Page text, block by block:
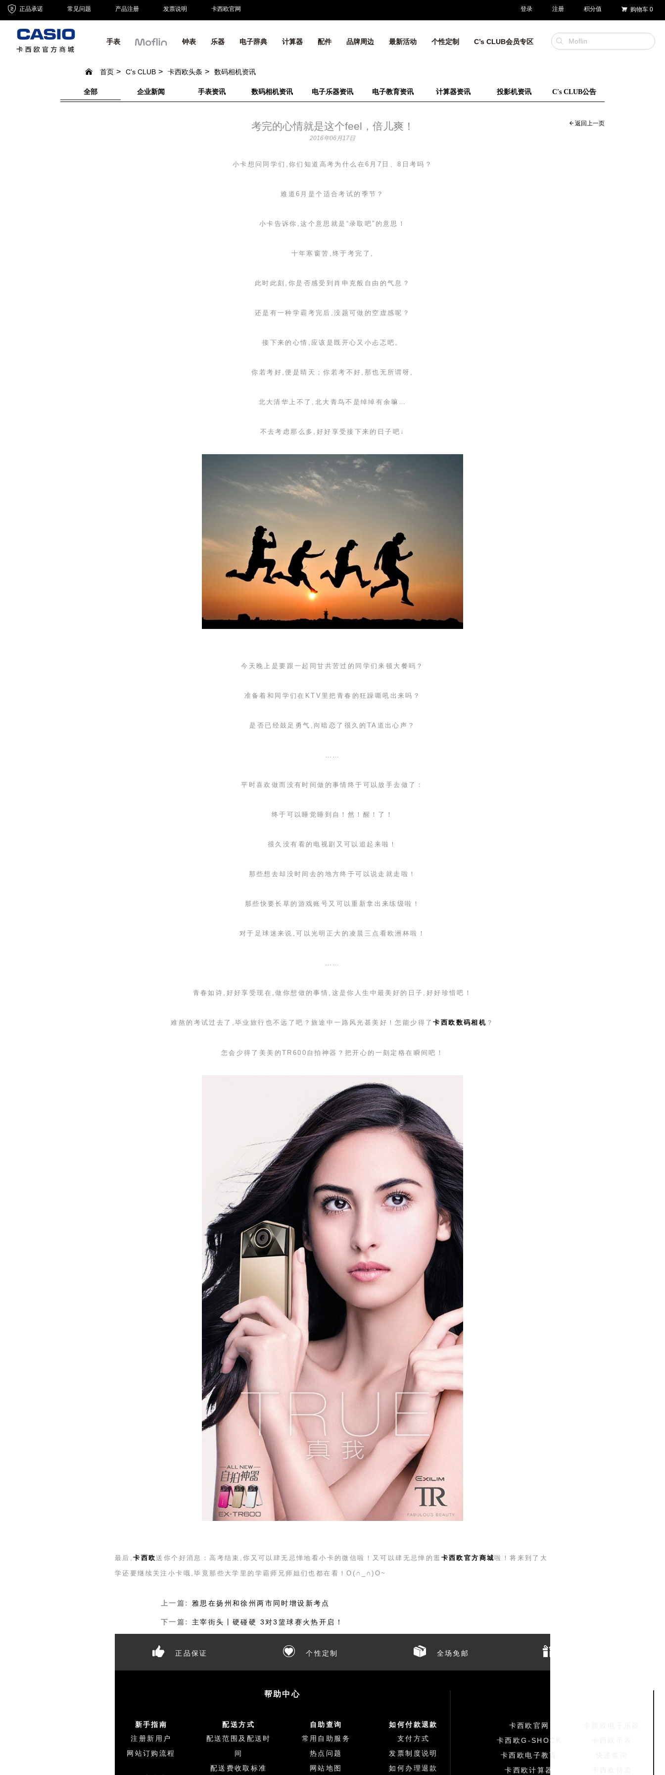
正品承诺 常见问题 产品注册 发票说明 卡西欧官网 登录 注册 积分值 购物车 0
手表 钟表 乐器 电子辞典 计算器 配件 品牌周边 最新活动 个性定制 C’s CLUB会员专区
首页 C's CLUB 卡西欧头条 数码相机资讯
全部 企业新闻 手表资讯 数码相机资讯 电子乐器资讯 电子教育资讯 计算器资讯 投影机资讯 C's CLUB公告
考完的心情就是这个feel，倍儿爽！ 返回上一页
2016年06月17日
小卡想问同学们,你们知道高考为什么在6 月 7 日、8 日考吗？
难道 6 月是个适合考试的季节？
小卡告诉你,这个意思就是“录取吧”的意思！
十年寒窗苦,终于考完了,
此时此刻,你是否感受到肖申克般自由的气息？
还是有一种学霸考完后,没题可做的空虚感呢？
接下来的心情,应该是既开心又小忐忑吧。
你若考好,便是晴天；你若考不好,那也无所谓呀,
北大清华上不了,北大青鸟不是绰绰有余嘛…
不去考虑那么多,好好享受接下来的日子吧↓
今天晚上是要跟一起同甘共苦过的同学们来顿大餐吗？
准备着和同学们在 KTV 里把青春的狂躁嘶吼出来吗？
是否已经鼓足勇气,向暗恋了很久的 TA 道出心声？
平时喜欢做而没有时间做的事情终于可以放手去做了：
终于可以睡觉睡到自！然！醒！了！
很久没有看的电视剧又可以追起来啦！
那些想去却没时间去的地方终于可以说走就走啦！
那些快要长草的游戏账号又可以重新拿出来练级啦！
对于足球迷来说,可以光明正大的凌晨三点看欧洲杯啦！
青春如诗,好好享受现在,做你想做的事情,这是你人生中最美好的日子,好好珍惜吧！
难熬的考试过去了,毕业旅行也不远了吧？旅途中一路风光甚美好！怎能少得了卡西欧数码相机 ？
怎会少得了美美的 TR600 自拍神器？把开心的一刻定格在瞬间吧！
最后,卡西欧送你个好消息：高考结束,你又可以肆无忌惮地看小卡的微信啦！又可以肆无忌惮的逛 卡西欧官方商城啦！将来到了大
学还要继续关注小卡哦,毕竟那些大学里的学霸师兄师姐们也都在看！O( ∩ ∩)O~
上一篇: 雅思在扬州和徐州两市同时增设新考点
下一篇: 主宰街头丨硬碰硬 3对3篮球赛火热开启！
正品保证 个性定制 全场免邮
帮助中心
新手指南
注册新用户
网站订购流程
配送方式
配送范围及配送时
间
配送费收取标准
自助查询
常用自助服务
热点问题
网站地图
如何付款退款
支付方式
发票制度说明
如何办理退款
卡西欧官网
卡西欧G-SHOCK
卡西欧电子教育
卡西欧计算器